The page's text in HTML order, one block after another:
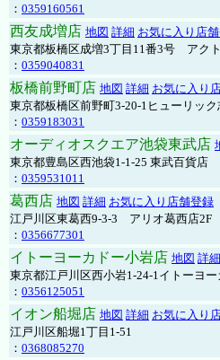
： 0359160561
西友成増店 地図 詳細 お気に入り店
東京都板橋区成増3丁目11番3号 アク
： 0359040831
板橋前野町店 地図 詳細 お気に入り
東京都板橋区前野町3-20-1ヒューリッ
： 0359183031
オーディオスクエア池袋東武店
東京都豊島区西池袋1-1-25 東武百貨
： 0359531011
葛西店 地図 詳細 お気に入り店舗登録
江戸川区東葛西9-3-3 アリオ葛西店2F
： 0356677301
イトーヨーカドー小岩店 地図 詳細
東京都江戸川区西小岩1-24-1イトーヨ
： 0356125051
イオン船堀店 地図 詳細 お気に入り
江戸川区船堀1丁目1-51
： 0368085270